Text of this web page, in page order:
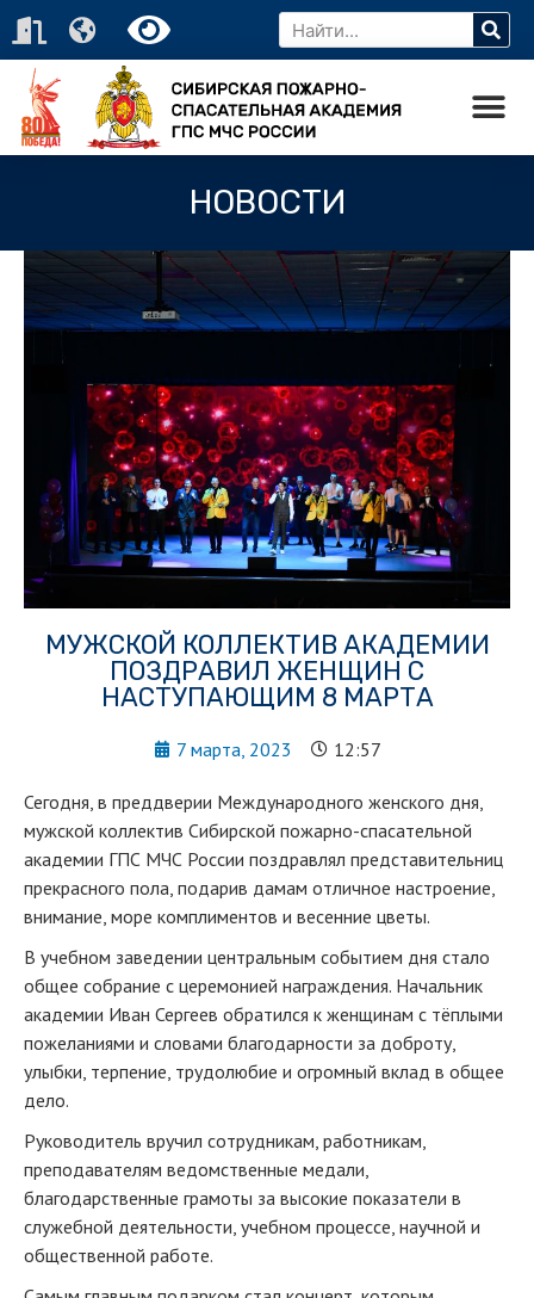
НОВОСТИ
МУЖСКОЙ КОЛЛЕКТИВ АКАДЕМИИ
ПОЗДРАВИЛ ЖЕНЩИН С
НАСТУПАЮЩИМ 8 МАРТА
7 марта, 2023 12:57
Сегодня, в преддверии Международного женского дня,
мужской коллектив Сибирской пожарно-спасательной
академии ГПС МЧС России поздравлял представительниц
прекрасного пола, подарив дамам отличное настроение,
внимание, море комплиментов и весенние цветы.
В учебном заведении центральным событием дня стало
общее собрание с церемонией награждения. Начальник
академии Иван Сергеев обратился к женщинам с тёплыми
пожеланиями и словами благодарности за доброту,
улыбки, терпение, трудолюбие и огромный вклад в общее
дело.
Руководитель вручил сотрудникам, работникам,
преподавателям ведомственные медали,
благодарственные грамоты за высокие показатели в
служебной деятельности, учебном процессе, научной и
общественной работе.